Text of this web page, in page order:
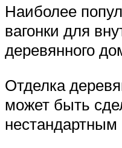
Наиболее
вагонки для
деревянного
Отделка
может быть